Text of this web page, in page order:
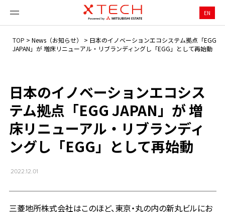
EN
TOP > News（お知らせ） > 日本のイノベーションエコシステム拠点「EGG
JAPAN」が 増床リニューアル・リブランディングし「EGG」として再始動
日本のイノベーションエコシス
テム拠点「EGG JAPAN」が 増
床リニューアル・リブランディ
ングし「EGG」として再始動
2022.12.01
三菱地所株式会社はこのほど、東京・丸の内の新丸ビルにお